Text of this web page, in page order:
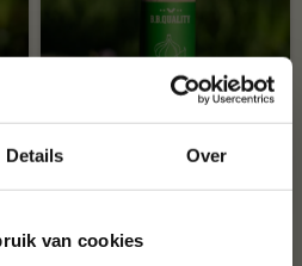
Details Over
van cookies